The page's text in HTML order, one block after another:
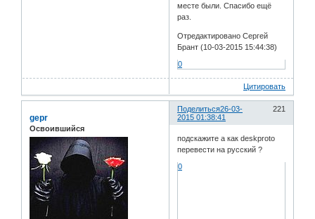
месте были. Спасибо ещё
раз.
Отредактировано Сергей
Брант (10-03-2015 15:44:38)
0
Цитировать
Поделиться 221
26-03-
2015 01:38:41
gepr
Освоившийся
подскажите а как deskproto
перевести на русский ?
0